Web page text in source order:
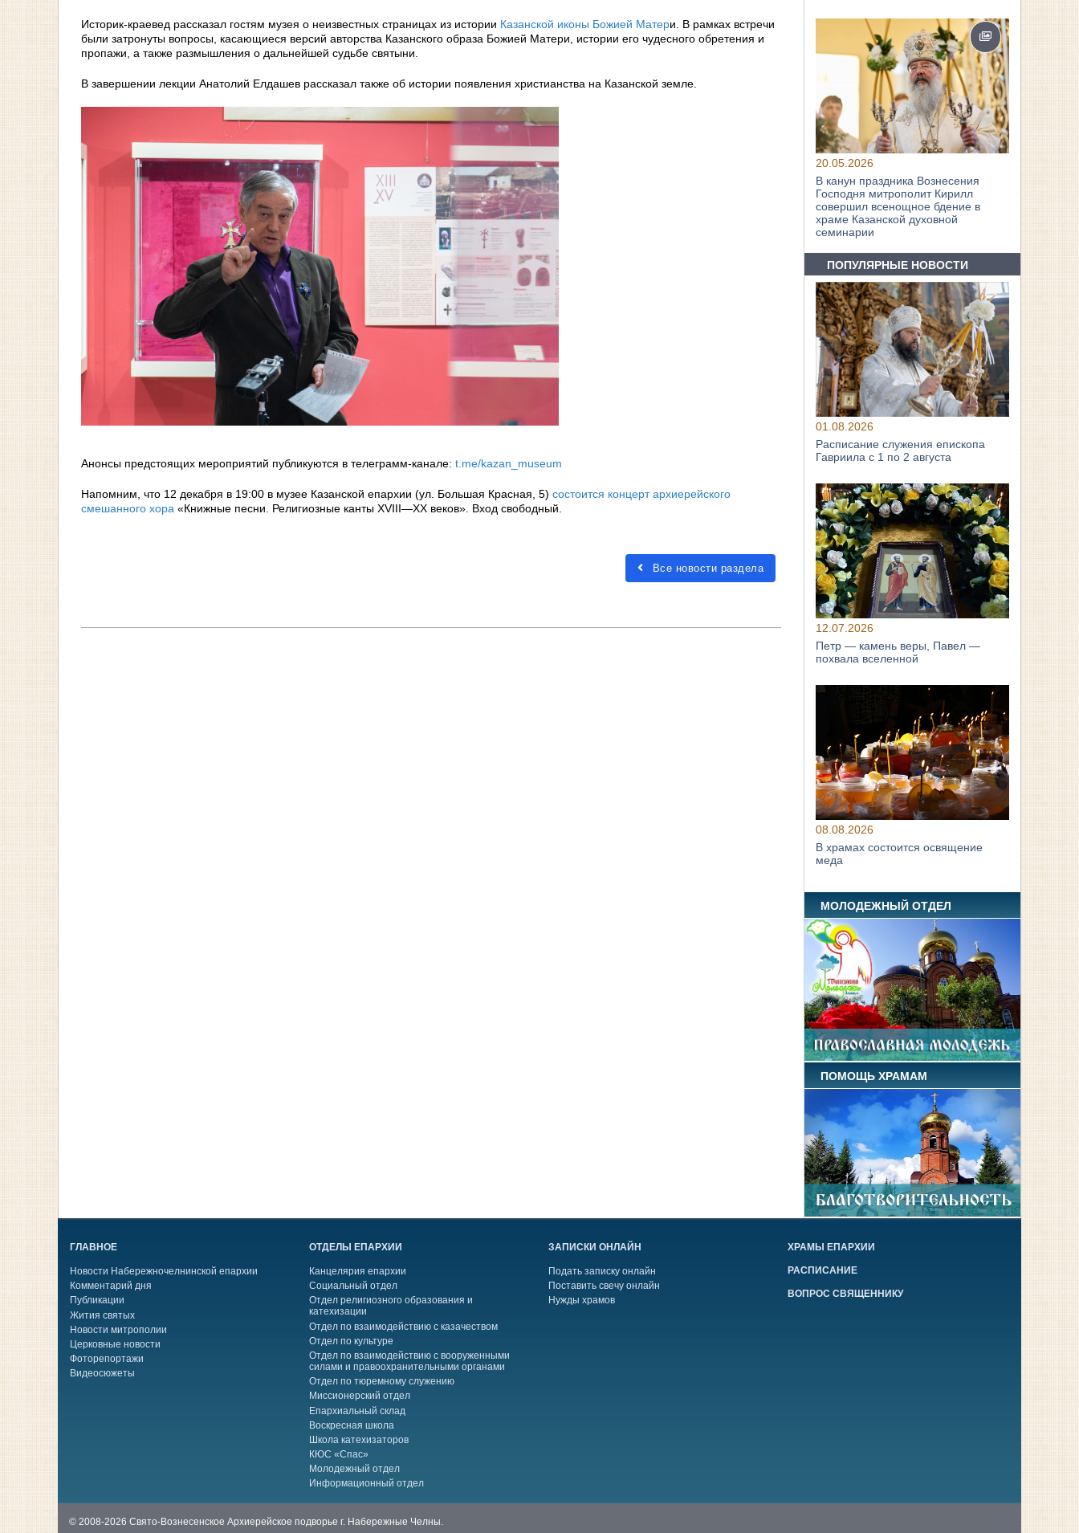
Историк-краевед рассказал гостям музея о неизвестных страницах из истории Казанской иконы Божией Матери. В рамках встречи
были затронуты вопросы, касающиеся версий авторства Казанского образа Божией Матери, истории его чудесного обретения и
пропажи, а также размышления о дальнейшей судьбе святыни.
В завершении лекции Анатолий Елдашев рассказал также об истории появления христианства на Казанской земле.
Анонсы предстоящих мероприятий публикуются в телеграмм-канале: t.me/kazan_museum
Напомним, что 12 декабря в 19:00 в музее Казанской епархии (ул. Большая Красная, 5) состоится концерт архиерейского
смешанного хора «Книжные песни. Религиозные канты XVIII—XX веков». Вход свободный.
Все новости раздела
20.05.2026
В канун праздника Вознесения
Господня митрополит Кирилл
совершил всенощное бдение в
храме Казанской духовной
семинарии
ПОПУЛЯРНЫЕ НОВОСТИ
01.08.2026
Расписание служения епископа
Гавриила с 1 по 2 августа
12.07.2026
Петр — камень веры, Павел —
похвала вселенной
08.08.2026
В храмах состоится освящение
меда
МОЛОДЕЖНЫЙ ОТДЕЛ
ПОМОЩЬ ХРАМАМ
ГЛАВНОЕ
Новости Набережночелнинской епархии
Комментарий дня
Публикации
Жития святых
Новости митрополии
Церковные новости
Фоторепортажи
Видеосюжеты
ОТДЕЛЫ ЕПАРХИИ
Канцелярия епархии
Социальный отдел
Отдел религиозного образования и
катехизации
Отдел по взаимодействию с казачеством
Отдел по культуре
Отдел по взаимодействию с вооруженными
силами и правоохранительными органами
Отдел по тюремному служению
Миссионерский отдел
Епархиальный склад
Воскресная школа
Школа катехизаторов
КЮС «Спас»
Молодежный отдел
Информационный отдел
ЗАПИСКИ ОНЛАЙН
Подать записку онлайн
Поставить свечу онлайн
Нужды храмов
ХРАМЫ ЕПАРХИИ
РАСПИСАНИЕ
ВОПРОС СВЯЩЕННИКУ
© 2008-2026 Свято-Вознесенское Архиерейское подворье г. Набережные Челны.